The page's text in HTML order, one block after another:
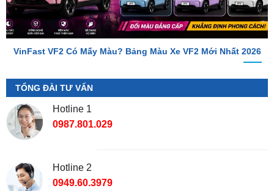
VinFast VF2 Có Mấy Màu? Bảng Màu Xe VF2 Mới Nhất 2026
TỔNG ĐÀI TƯ VẤN
Hotline 1
0987.801.029
Địa Chỉ Shop